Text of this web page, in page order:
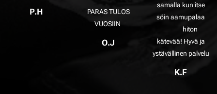
P.H
PARAS TULOS
VUOSIIN
O.J
samalla kun itse
söin aamupalaa
😎👌 hiton
kätevää! Hyvä ja
ystävällinen palvelu
K.F